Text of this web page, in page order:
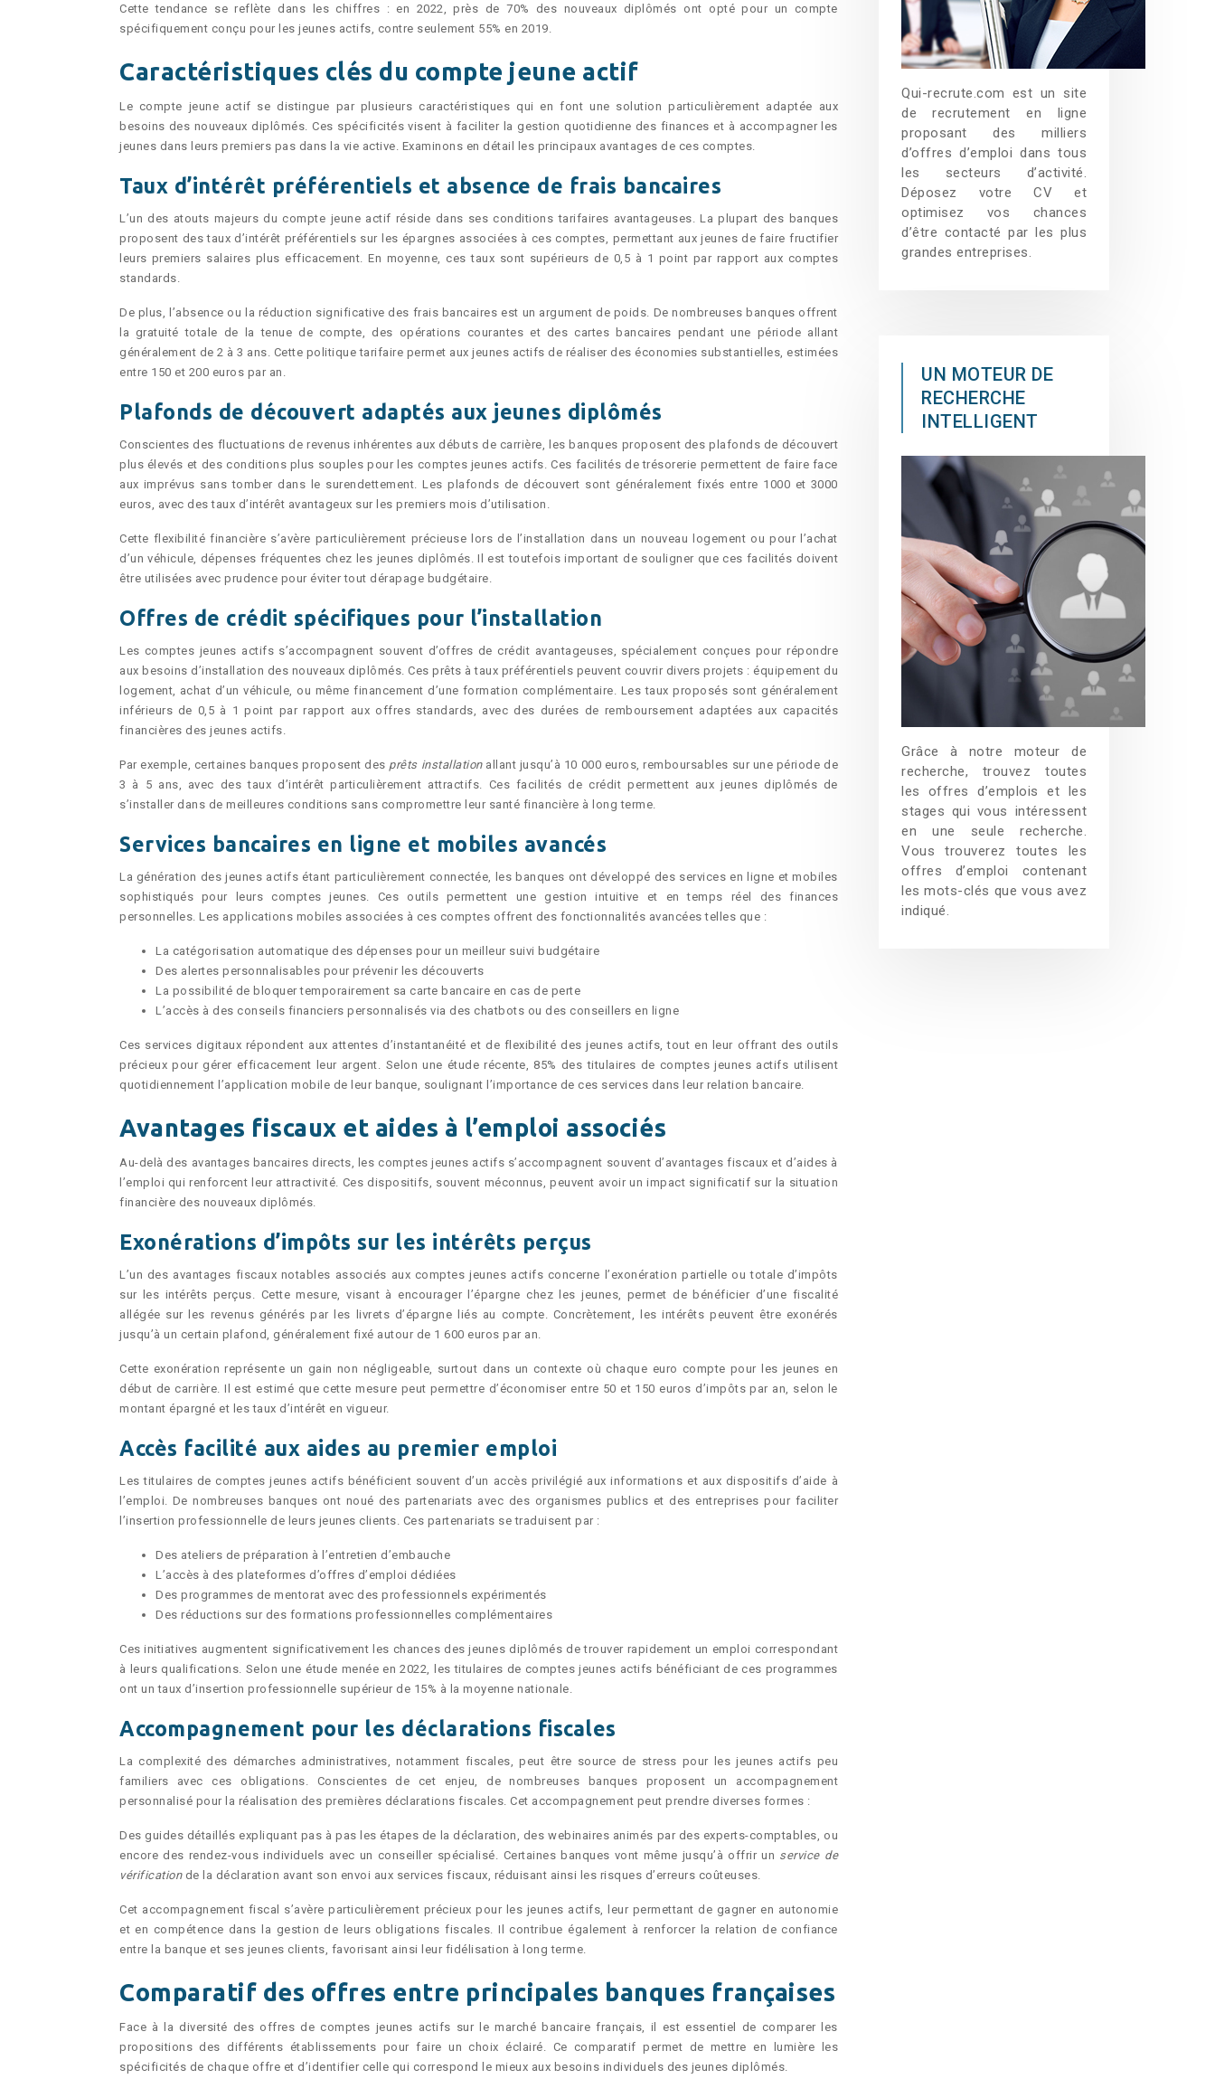
Cette tendance se reflète dans les chiffres : en 2022, près de 70% des nouveaux diplômés ont opté pour un compte
spécifiquement conçu pour les jeunes actifs, contre seulement 55% en 2019.
Caractéristiques clés du compte jeune actif
Le compte jeune actif se distingue par plusieurs caractéristiques qui en font une solution particulièrement adaptée aux
besoins des nouveaux diplômés. Ces spécificités visent à faciliter la gestion quotidienne des finances et à accompagner les
jeunes dans leurs premiers pas dans la vie active. Examinons en détail les principaux avantages de ces comptes.
Taux d’intérêt préférentiels et absence de frais bancaires
L’un des atouts majeurs du compte jeune actif réside dans ses conditions tarifaires avantageuses. La plupart des banques
proposent des taux d’intérêt préférentiels sur les épargnes associées à ces comptes, permettant aux jeunes de faire fructifier
leurs premiers salaires plus efficacement. En moyenne, ces taux sont supérieurs de 0,5 à 1 point par rapport aux comptes
standards.
De plus, l’absence ou la réduction significative des frais bancaires est un argument de poids. De nombreuses banques offrent
la gratuité totale de la tenue de compte, des opérations courantes et des cartes bancaires pendant une période allant
généralement de 2 à 3 ans. Cette politique tarifaire permet aux jeunes actifs de réaliser des économies substantielles, estimées
entre 150 et 200 euros par an.
Plafonds de découvert adaptés aux jeunes diplômés
Conscientes des fluctuations de revenus inhérentes aux débuts de carrière, les banques proposent des plafonds de découvert
plus élevés et des conditions plus souples pour les comptes jeunes actifs. Ces facilités de trésorerie permettent de faire face
aux imprévus sans tomber dans le surendettement. Les plafonds de découvert sont généralement fixés entre 1000 et 3000
euros, avec des taux d’intérêt avantageux sur les premiers mois d’utilisation.
Cette flexibilité financière s’avère particulièrement précieuse lors de l’installation dans un nouveau logement ou pour l’achat
d’un véhicule, dépenses fréquentes chez les jeunes diplômés. Il est toutefois important de souligner que ces facilités doivent
être utilisées avec prudence pour éviter tout dérapage budgétaire.
Offres de crédit spécifiques pour l’installation
Les comptes jeunes actifs s’accompagnent souvent d’offres de crédit avantageuses, spécialement conçues pour répondre
aux besoins d’installation des nouveaux diplômés. Ces prêts à taux préférentiels peuvent couvrir divers projets : équipement du
logement, achat d’un véhicule, ou même financement d’une formation complémentaire. Les taux proposés sont généralement
inférieurs de 0,5 à 1 point par rapport aux offres standards, avec des durées de remboursement adaptées aux capacités
financières des jeunes actifs.
Par exemple, certaines banques proposent des prêts installation allant jusqu’à 10 000 euros, remboursables sur une période de
3 à 5 ans, avec des taux d’intérêt particulièrement attractifs. Ces facilités de crédit permettent aux jeunes diplômés de
s’installer dans de meilleures conditions sans compromettre leur santé financière à long terme.
Services bancaires en ligne et mobiles avancés
La génération des jeunes actifs étant particulièrement connectée, les banques ont développé des services en ligne et mobiles
sophistiqués pour leurs comptes jeunes. Ces outils permettent une gestion intuitive et en temps réel des finances
personnelles. Les applications mobiles associées à ces comptes offrent des fonctionnalités avancées telles que :
La catégorisation automatique des dépenses pour un meilleur suivi budgétaire
Des alertes personnalisables pour prévenir les découverts
La possibilité de bloquer temporairement sa carte bancaire en cas de perte
L’accès à des conseils financiers personnalisés via des chatbots ou des conseillers en ligne
Ces services digitaux répondent aux attentes d’instantanéité et de flexibilité des jeunes actifs, tout en leur offrant des outils
précieux pour gérer efficacement leur argent. Selon une étude récente, 85% des titulaires de comptes jeunes actifs utilisent
quotidiennement l’application mobile de leur banque, soulignant l’importance de ces services dans leur relation bancaire.
Avantages fiscaux et aides à l’emploi associés
Au-delà des avantages bancaires directs, les comptes jeunes actifs s’accompagnent souvent d’avantages fiscaux et d’aides à
l’emploi qui renforcent leur attractivité. Ces dispositifs, souvent méconnus, peuvent avoir un impact significatif sur la situation
financière des nouveaux diplômés.
Exonérations d’impôts sur les intérêts perçus
L’un des avantages fiscaux notables associés aux comptes jeunes actifs concerne l’exonération partielle ou totale d’impôts
sur les intérêts perçus. Cette mesure, visant à encourager l’épargne chez les jeunes, permet de bénéficier d’une fiscalité
allégée sur les revenus générés par les livrets d’épargne liés au compte. Concrètement, les intérêts peuvent être exonérés
jusqu’à un certain plafond, généralement fixé autour de 1 600 euros par an.
Cette exonération représente un gain non négligeable, surtout dans un contexte où chaque euro compte pour les jeunes en
début de carrière. Il est estimé que cette mesure peut permettre d’économiser entre 50 et 150 euros d’impôts par an, selon le
montant épargné et les taux d’intérêt en vigueur.
Accès facilité aux aides au premier emploi
Les titulaires de comptes jeunes actifs bénéficient souvent d’un accès privilégié aux informations et aux dispositifs d’aide à
l’emploi. De nombreuses banques ont noué des partenariats avec des organismes publics et des entreprises pour faciliter
l’insertion professionnelle de leurs jeunes clients. Ces partenariats se traduisent par :
Des ateliers de préparation à l’entretien d’embauche
L’accès à des plateformes d’offres d’emploi dédiées
Des programmes de mentorat avec des professionnels expérimentés
Des réductions sur des formations professionnelles complémentaires
Ces initiatives augmentent significativement les chances des jeunes diplômés de trouver rapidement un emploi correspondant
à leurs qualifications. Selon une étude menée en 2022, les titulaires de comptes jeunes actifs bénéficiant de ces programmes
ont un taux d’insertion professionnelle supérieur de 15% à la moyenne nationale.
Accompagnement pour les déclarations fiscales
La complexité des démarches administratives, notamment fiscales, peut être source de stress pour les jeunes actifs peu
familiers avec ces obligations. Conscientes de cet enjeu, de nombreuses banques proposent un accompagnement
personnalisé pour la réalisation des premières déclarations fiscales. Cet accompagnement peut prendre diverses formes :
Des guides détaillés expliquant pas à pas les étapes de la déclaration, des webinaires animés par des experts-comptables, ou
encore des rendez-vous individuels avec un conseiller spécialisé. Certaines banques vont même jusqu’à offrir un service de
vérification de la déclaration avant son envoi aux services fiscaux, réduisant ainsi les risques d’erreurs coûteuses.
Cet accompagnement fiscal s’avère particulièrement précieux pour les jeunes actifs, leur permettant de gagner en autonomie
et en compétence dans la gestion de leurs obligations fiscales. Il contribue également à renforcer la relation de confiance
entre la banque et ses jeunes clients, favorisant ainsi leur fidélisation à long terme.
Comparatif des offres entre principales banques françaises
Face à la diversité des offres de comptes jeunes actifs sur le marché bancaire français, il est essentiel de comparer les
propositions des différents établissements pour faire un choix éclairé. Ce comparatif permet de mettre en lumière les
spécificités de chaque offre et d’identifier celle qui correspond le mieux aux besoins individuels des jeunes diplômés.
Qui-recrute.com est un site
de recrutement en ligne
proposant des milliers
d’offres d’emploi dans tous
les secteurs d’activité.
Déposez votre CV et
optimisez vos chances
d’être contacté par les plus
grandes entreprises.
UN MOTEUR DE
RECHERCHE
INTELLIGENT
Grâce à notre moteur de
recherche, trouvez toutes
les offres d’emplois et les
stages qui vous intéressent
en une seule recherche.
Vous trouverez toutes les
offres d’emploi contenant
les mots-clés que vous avez
indiqué.